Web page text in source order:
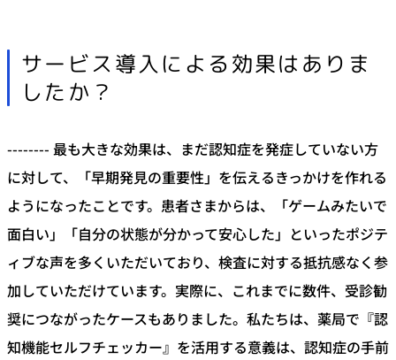
サービス導入による効果はありま
したか？
-------- 最も大きな効果は、まだ認知症を発症していない方
に対して、「早期発見の重要性」を伝えるきっかけを作れる
ようになったことです。患者さまからは、「ゲームみたいで
面白い」「自分の状態が分かって安心した」といったポジテ
ィブな声を多くいただいており、検査に対する抵抗感なく参
加していただけています。実際に、これまでに数件、受診勧
奨につながったケースもありました。私たちは、薬局で『認
知機能セルフチェッカー』を活用する意義は、認知症の手前